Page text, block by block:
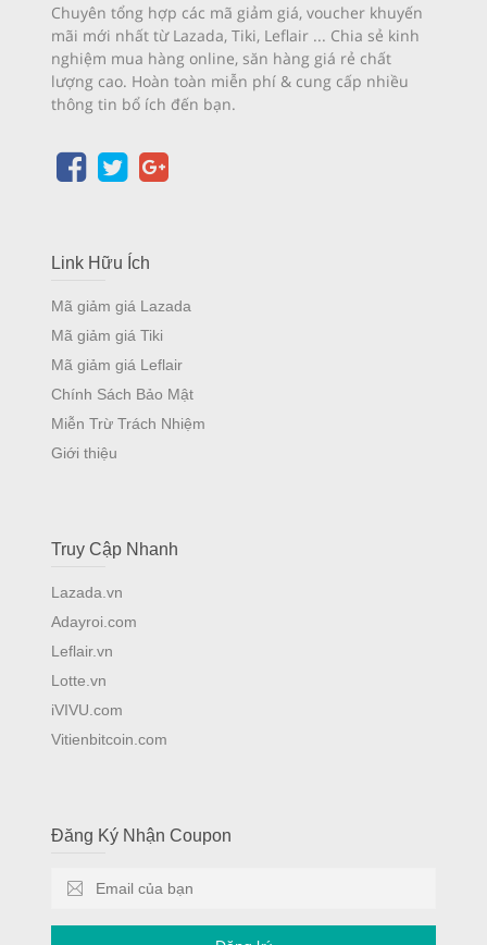
Chuyên tổng hợp các mã giảm giá, voucher khuyến
mãi mới nhất từ Lazada, Tiki, Leflair ... Chia sẻ kinh
nghiệm mua hàng online, săn hàng giá rẻ chất
lượng cao. Hoàn toàn miễn phí & cung cấp nhiều
thông tin bổ ích đến bạn.
Link Hữu Ích
Mã giảm giá Lazada
Mã giảm giá Tiki
Mã giảm giá Leflair
Chính Sách Bảo Mật
Miễn Trừ Trách Nhiệm
Giới thiệu
Truy Cập Nhanh
Lazada.vn
Adayroi.com
Leflair.vn
Lotte.vn
iVIVU.com
Vitienbitcoin.com
Đăng Ký Nhận Coupon